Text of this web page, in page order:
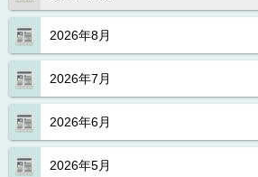
2026年8月
2026年7月
2026年6月
2026年5月